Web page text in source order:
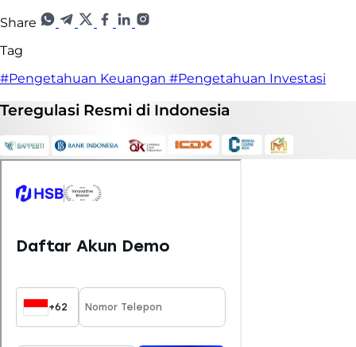
Share
Tag
#Pengetahuan Keuangan #Pengetahuan Investasi
Teregulasi Resmi di Indonesia